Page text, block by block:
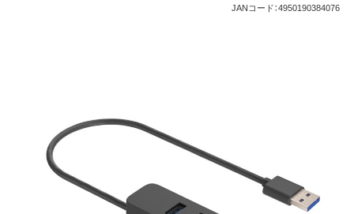
JANコード：4950190384076